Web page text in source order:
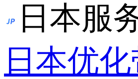
日本服
日本优